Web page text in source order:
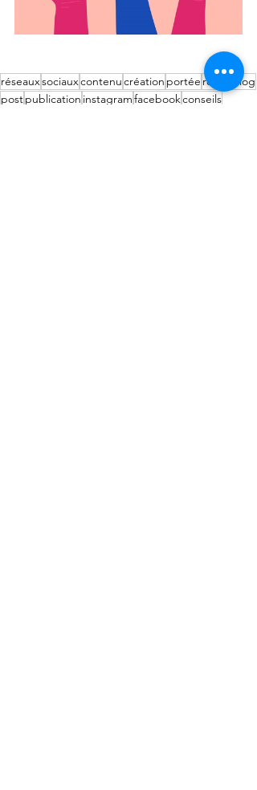
réseauxsociauxcontenucréation portée reach
blog
postpublication instagramfacebookconseils